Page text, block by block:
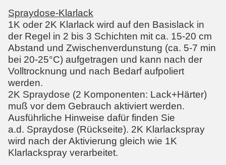
Spraydose-Klarlack
1K oder 2K Klarlack wird auf den Basislack in
der Regel in 2 bis 3 Schichten mit ca. 15-20 cm
Abstand und Zwischenverdunstung (ca. 5-7 min
bei 20-25°C) aufgetragen und kann nach der
Volltrocknung und nach Bedarf aufpoliert
werden.
2K Spraydose (2 Komponenten: Lack+Härter)
muß vor dem Gebrauch aktiviert werden.
Ausführliche Hinweise dafür finden Sie
a.d. Spraydose (Rückseite). 2K Klarlackspray
wird nach der Aktivierung gleich wie 1K
Klarlackspray verarbeitet.